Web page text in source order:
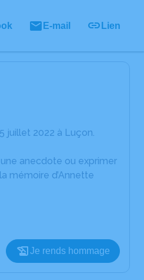
E-mail Lien
juillet 2022 à Luçon.
anecdote ou exprimer
mémoire d’Annette
Je rends hommage